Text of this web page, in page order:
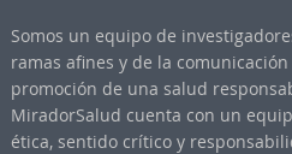
Somos un equipo de
ramas afines y de la
promoción de una salud
MiradorSalud cuenta con un
ética, sentido crítico y